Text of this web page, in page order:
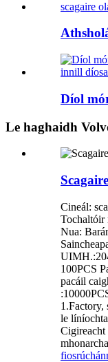
Díol
Le haghaidh
Cineál:
Tochaltóir
Nua:
100PCS
pacáil
1.Factory,
le
Cigireacht
fiosrúchán